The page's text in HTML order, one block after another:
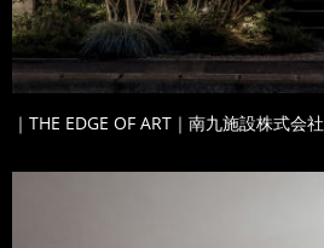
｜THE EDGE OF ART｜南九施設株式会社